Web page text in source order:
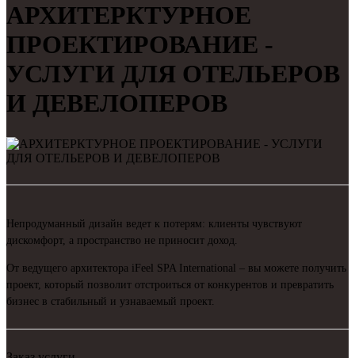
АРХИТЕРКТУРНОЕ
ПРОЕКТИРОВАНИЕ -
УСЛУГИ ДЛЯ ОТЕЛЬЕРОВ
И ДЕВЕЛОПЕРОВ
Непродуманный дизайн ведет к потерям: клиенты чувствуют
дискомфорт, а пространство не приносит доход.
От ведущего архитектора iFeel SPA International – вы можете получить
проект, который позволит отстроиться от конкурентов и превратить
бизнес в стабильный и узнаваемый проект.